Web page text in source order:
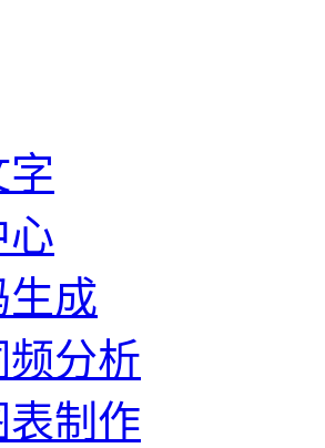
字
心
生成
分析
制作